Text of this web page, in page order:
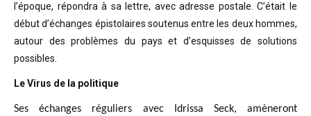
l’époque, répondra à sa lettre, avec adresse postale. C’était le
début d’échanges épistolaires soutenus entre les deux hommes,
autour des problèmes du pays et d’esquisses de solutions
possibles.
Le Virus de la politique
Ses échanges réguliers avec Idrissa Seck, amèneront